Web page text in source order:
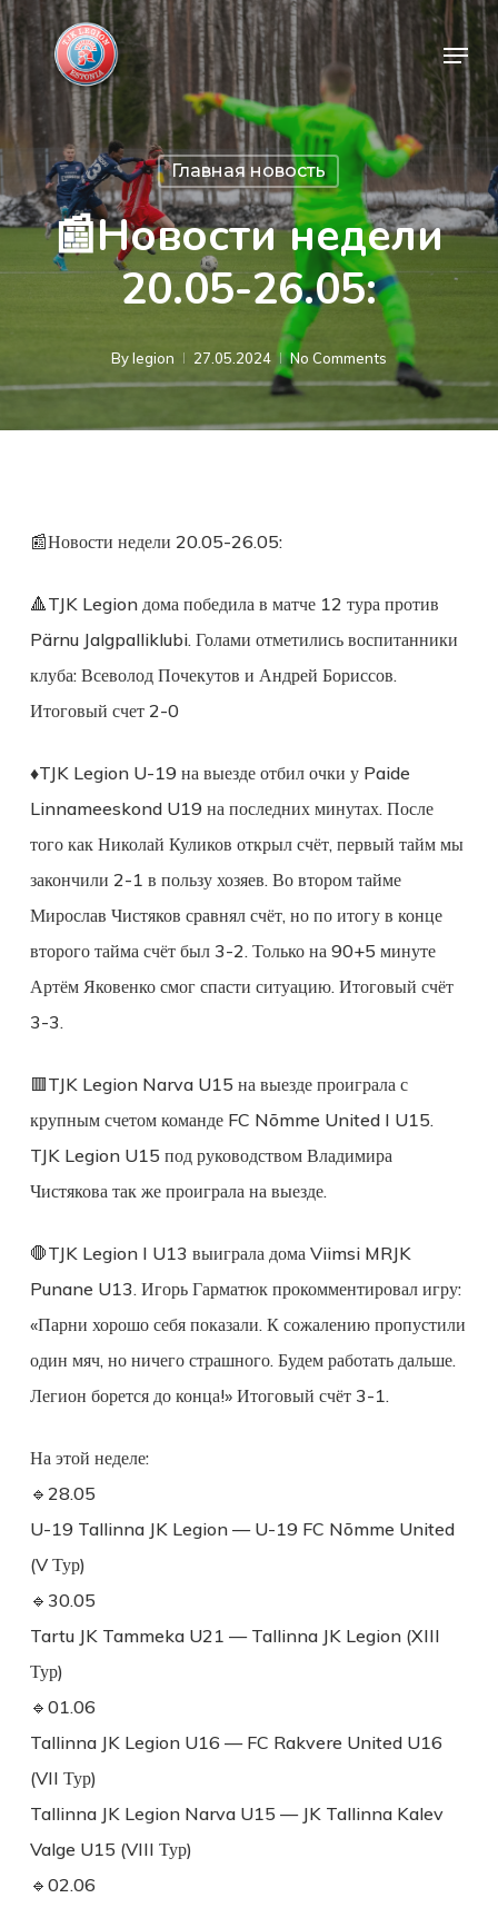
Skip
to
main
content
Menu
Главная новость
📰Новости недели
20.05-26.05:
Bylegion 27.05.2024 No Comments
📰Новости недели 20.05-26.05:
🔺TJK Legion дома победила в матче 12 тура против
Pärnu Jalgpalliklubi. Голами отметились воспитанники
клуба: Всеволод Почекутов и Андрей Бориссов.
Итоговый счет 2-0
♦️TJK Legion U-19 на выезде отбил очки у Paide
Linnameeskond U19 на последних минутах. После
того как Николай Куликов открыл счёт, первый тайм мы
закончили 2-1 в пользу хозяев. Во втором тайме
Мирослав Чистяков сравнял счёт, но по итогу в конце
второго тайма счёт был 3-2. Только на 90+5 минуте
Артём Яковенко смог спасти ситуацию. Итоговый счёт
3-3.
🟥TJK Legion Narva U15 на выезде проиграла с
крупным счетом команде FC Nõmme United I U15.
TJK Legion U15 под руководством Владимира
Чистякова так же проиграла на выезде.
🛑TJK Legion I U13 выиграла дома Viimsi MRJK
Punane U13. Игорь Гарматюк прокомментировал игру:
«Парни хорошо себя показали. К сожалению пропустили
один мяч, но ничего страшного. Будем работать дальше.
Легион борется до конца!» Итоговый счёт 3-1.
На этой неделе:
🔹28.05
U-19 Tallinna JK Legion — U-19 FC Nõmme United
(V Тур)
🔹30.05
Tartu JK Tammeka U21 — Tallinna JK Legion (XIII
Тур)
🔹01.06
Tallinna JK Legion U16 — FC Rakvere United U16
(VII Тур)
Tallinna JK Legion Narva U15 — JK Tallinna Kalev
Valge U15 (VIII Тур)
🔹02.06
Close
Menu